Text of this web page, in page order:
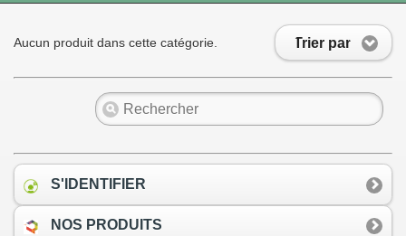
Trier par
Aucun produit dans cette catégorie.
S'IDENTIFIER
NOS PRODUITS